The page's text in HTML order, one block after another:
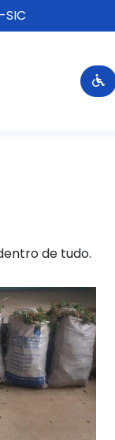
SIC
de tudo.